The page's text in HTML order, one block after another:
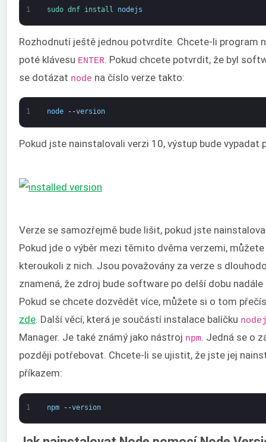
1 sudo dnf install nodejs
Rozhodnutí ještě jednou potvrdíte. Chcete-li program
poté klávesu ENTER. Pokud chcete potvrdit, že byl
se dotázat node na číslo verze takto:
1 node --version
Pokud jste nainstalovali verzi 10, výstup bude vypadat
Verze se samozřejmě bude lišit, pokud jste
Pokud jde o výběr mezi těmito dvěma verzemi,
kteroukoli z nich. Jsou považovány za verze s
znamená, že zdroj bude software po delší dobu
Pokud se chcete dozvědět více, můžete si o tom
zde. Další věcí, která je součástí instalace balíčku
Manager. Je také známý jako nástroj npm. Jedná se o
později potřebovat. Chcete-li se ujistit, že jste jej
příkazem:
1 npm --version